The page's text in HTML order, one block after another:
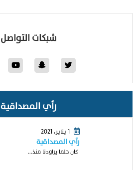
شبكات التواصل
رأي المصداقية
1 يناير، 2021
رآي المصداقية
كان حلما يراودنا منذ...